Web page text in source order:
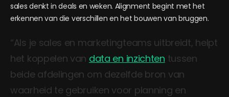
sales denkt in deals en weken. Alignment begint met het
erkennen van die verschillen en het bouwen van bruggen.
“Als je sales en marketingteams uitbreidt, helpt
het koppelen van data en inzichten tussen
beide afdelingen om dezelfde bron van
waarheid te gebruiken voor planning en